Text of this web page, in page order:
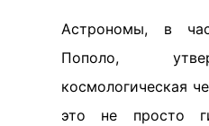
Астрономы, в
Пополо,
космологическая
это не просто